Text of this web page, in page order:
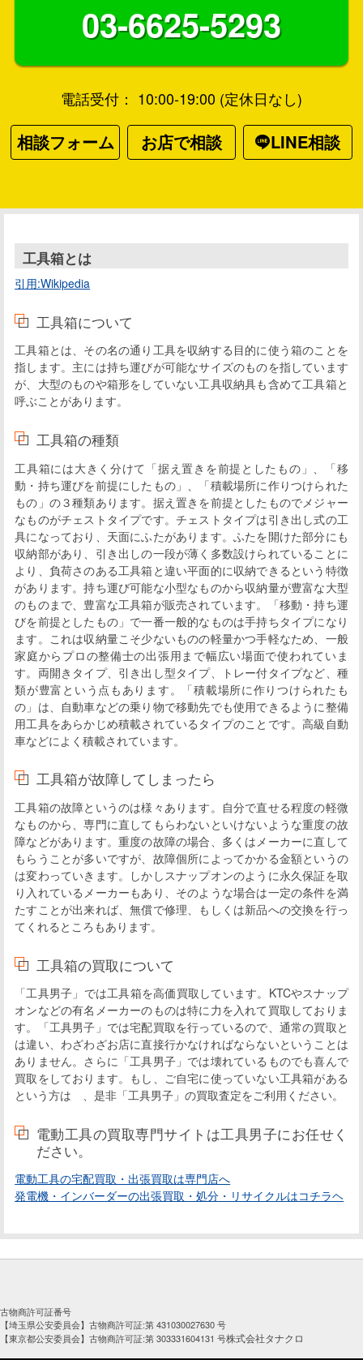
03-6625-5293
電話受付： 10:00-19:00 (定休日なし)
相談フォーム お店で相談 LINE相談
工具箱とは
引用:Wikipedia
工具箱について
工具箱とは、その名の通り工具を収納する目的に使う箱のことを
指します。主には持ち運びが可能なサイズのものを指しています
が、大型のものや箱形をしていない工具収納具も含めて工具箱と
呼ぶことがあります。
工具箱の種類
工具箱には大きく分けて「据え置きを前提としたもの」、「移
動・持ち運びを前提にしたもの」、「積載場所に作りつけられた
もの」の３種類あります。据え置きを前提としたものでメジャー
なものがチェストタイプです。チェストタイプは引き出し式の工
具になっており、天面にふたがあります。ふたを開けた部分にも
収納部があり、引き出しの一段が薄く多数設けられていることに
より、負荷さのある工具箱と違い平面的に収納できるという特徴
があります。持ち運び可能な小型なものから収納量が豊富な大型
のものまで、豊富な工具箱が販売されています。「移動・持ち運
びを前提としたもの」で一番一般的なものは手持ちタイプになり
ます。これは収納量こそ少ないものの軽量かつ手軽なため、一般
家庭からプロの整備士の出張用まで幅広い場面で使われていま
す。両開きタイプ、引き出し型タイプ、トレー付タイプなど、種
類が豊富という点もあります。「積載場所に作りつけられたも
の」は、自動車などの乗り物で移動先でも使用できるように整備
用工具をあらかじめ積載されているタイプのことです。高級自動
車などによく積載されています。
工具箱が故障してしまったら
工具箱の故障というのは様々あります。自分で直せる程度の軽微
なものから、専門に直してもらわないといけないような重度の故
障などがあります。重度の故障の場合、多くはメーカーに直して
もらうことが多いですが、故障個所によってかかる金額というの
は変わっていきます。しかしスナップオンのように永久保証を取
り入れているメーカーもあり、そのような場合は一定の条件を満
たすことが出来れば、無償で修理、もしくは新品への交換を行っ
てくれるところもあります。
工具箱の買取について
「工具男子」では工具箱を高価買取しています。KTCやスナップ
オンなどの有名メーカーのものは特に力を入れて買取しておりま
す。「工具男子」では宅配買取を行っているので、通常の買取と
は違い、わざわざお店に直接行かなければならないということは
ありません。さらに「工具男子」では壊れているものでも喜んで
買取をしております。もし、ご自宅に使っていない工具箱がある
という方は 、是非「工具男子」の買取査定をご利用ください。
電動工具の買取専門サイトは工具男子にお任せく
ださい。
電動工具の宅配買取・出張買取は専門店へ
発電機・インバーダーの出張買取・処分・リサイクルはコチラヘ
古物商許可証番号
【埼玉県公安委員会】古物商許可証:第 431030027630 号
【東京都公安委員会】古物商許可証:第 303331604131 号株式会社タナクロ